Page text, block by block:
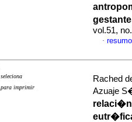
vol.51,
·
seleciona
para imprimir
Rached
Azuaje
relaci�n